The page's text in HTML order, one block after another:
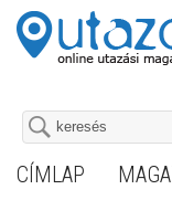
CÍMLAP